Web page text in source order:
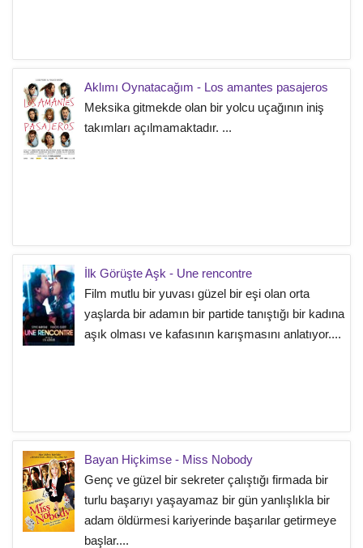
Aklımı Oynatacağım - Los amantes pasajeros
Meksika gitmekde olan bir yolcu uçağının iniş
takımları açılmamaktadır. ...
İlk Görüşte Aşk - Une rencontre
Film mutlu bir yuvası güzel bir eşi olan orta
yaşlarda bir adamın bir partide tanıştığı bir kadına
aşık olması ve kafasının karışmasını anlatıyor....
Bayan Hiçkimse - Miss Nobody
Genç ve güzel bir sekreter çalıştığı firmada bir
turlu başarıyı yaşayamaz bir gün yanlışlıkla bir
adam öldürmesi kariyerinde başarılar getirmeye
başlar....